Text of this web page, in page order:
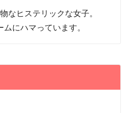
なヒステリックな女子。
ムにハマっています。